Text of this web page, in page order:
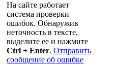
На сайте работает
система проверки
ошибок. Обнаружив
неточность в тексте,
выделите ее и нажмите
Ctrl + Enter. Отправить
сообщение об ошибке